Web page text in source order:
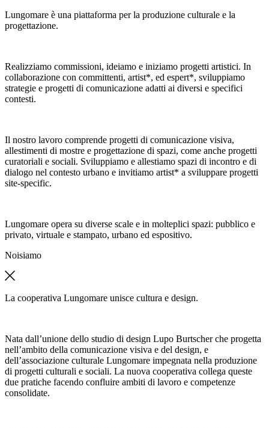
Lungomare è una piattaforma per la produzione culturale e la
progettazione.
Realizziamo commissioni, ideiamo e iniziamo progetti artistici. In
collaborazione con committenti, artist*, ed espert*, sviluppiamo
strategie e progetti di comunicazione adatti ai diversi e specifici
contesti.
Il nostro lavoro comprende progetti di comunicazione visiva,
allestimenti di mostre e progettazione di spazi, come anche progetti
curatoriali e sociali. Sviluppiamo e allestiamo spazi di incontro e di
dialogo nel contesto urbano e invitiamo artist* a sviluppare progetti
site-specific.
Lungomare opera su diverse scale e in molteplici spazi: pubblico e
privato, virtuale e stampato, urbano ed espositivo.
Noisiamo
La cooperativa Lungomare unisce cultura e design.
Nata dall’unione dello studio di design Lupo Burtscher che progetta
nell’ambito della comunicazione visiva e del design, e
dell’associazione culturale Lungomare impegnata nella produzione
di progetti culturali e sociali. La nuova cooperativa collega queste
due pratiche facendo confluire ambiti di lavoro e competenze
consolidate.